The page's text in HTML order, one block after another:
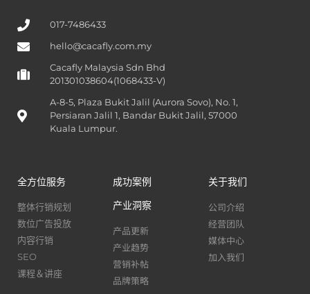
017-7486433
hello@cacafly.com.my
Cacafly Malaysia Sdn Bhd
201301038604(1068433-V)
A-8-5, Plaza Bukit Jalil (Aurora Sovo), No. 1,
Persiaran Jalil 1, Bandar Bukit Jalil, 57000
Kuala Lumpur.
全方位服务
整体行销规划
数位广告投放
内容行销
SEO
课程＆讲座
成功案例
产业洞察
产品更新
产业趋势
营销补帖
品牌策略
关于我们
公司介绍
经营团队
媒体中心
加入我们